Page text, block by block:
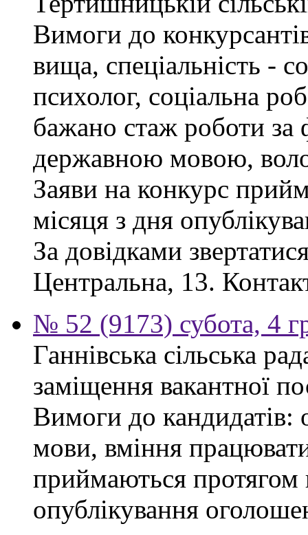
Вимоги до
вища, спеціальність -
психолог, соціальна
бажано стаж роботи за
державною мовою,
Заяви на конкурс
місяця з дня
За довідками
Центральна, 13.
№ 52 (9173) субота, 4
Ганнівська сільська
заміщення вакантної
Вимоги до кандидатів:
мови, вміння
приймаються протягом
опублікування